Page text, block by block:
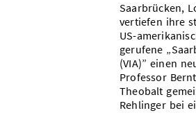
Saarbrücken,
vertiefen ihre
US-
gerufene
(VIA)” einen
Professor
Theobalt
Rehlinger bei